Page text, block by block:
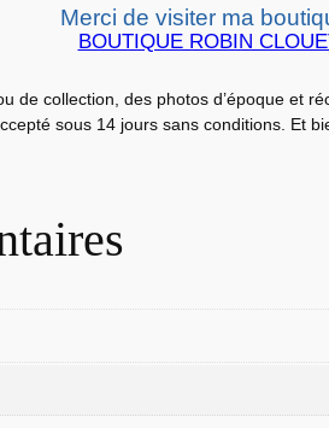
L
O
B
A
S
Merci de visiter ma
BOUTIQUE ROBIN
de collection, des photos d’époque et
sous 14 jours sans conditions. Et